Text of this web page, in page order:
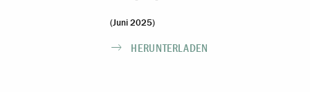
(Juni 2025)
HERUNTERLADEN